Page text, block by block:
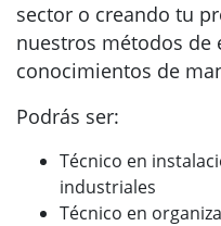
sector o creando tu
nuestros métodos de
conocimientos de
Podrás ser:
Técnico en
industriales
Técnico en